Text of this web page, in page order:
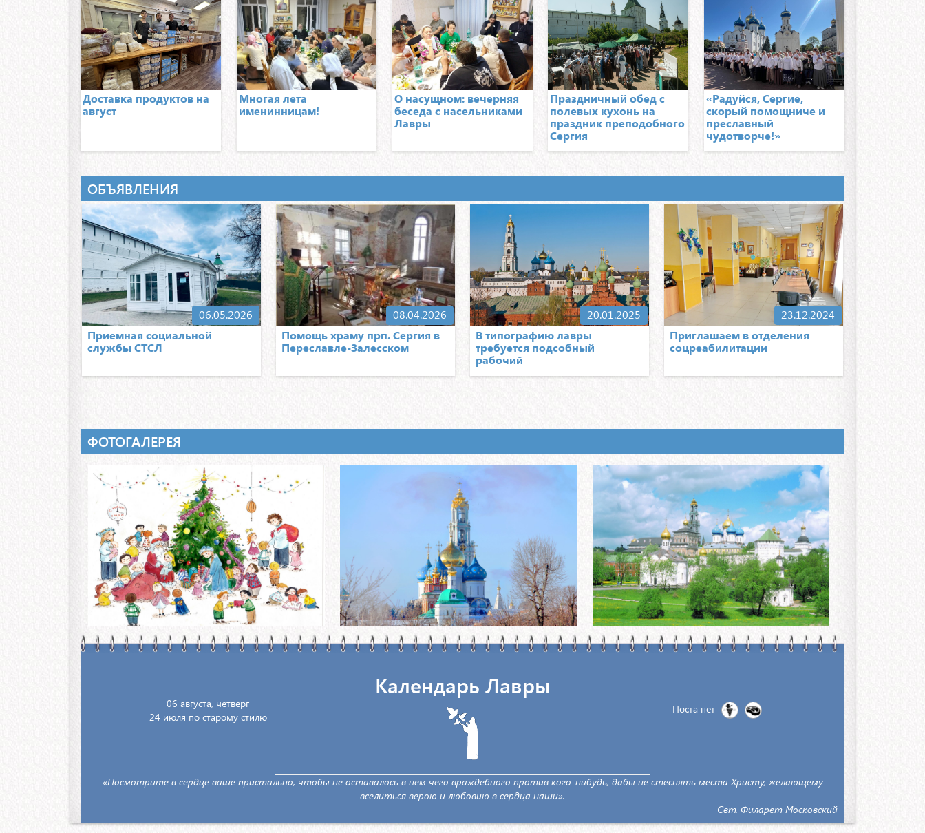
Наталья Коробейникова мать троих детей, поет в хоре
за небольшую плату, других доходов не имеет
Собрано: 10500р. Необходимо: 7000р. ХОЧУ ПОМОЧЬ
Сбор на лекарства для Галины Попельниковой
После перенесенного стресса в связи с кончиной
внука, который являлся ее единственной опорой и
кормильцем, она несколько раз лежала в больницах,
перенесла инсульт
Собрано: 1100р. Необходимо: 10000р.
Поддержим юные таланты. Сбор на август
Для того, чтобы ребята из многодетных семей могли
участвовать в соревнованиях, необходимы
дополнительные расходы и семейного бюджета на это
хватает не всем
Собрано: 20500р. Необходимо: 50000р. ХОЧУ ПОМОЧЬ
Доставка продуктов на
август
Многая лета
именинницам!
О насущном: вечерняя
беседа с насельниками
Лавры
Праздничный обед с
полевых кухонь на
праздник преподобного
Сергия
«Радуйся, Сергие,
скорый помощниче и
преславный
чудотворче!»
ОБЪЯВЛЕНИЯ
06.05.2026
Приемная социальной
службы СТСЛ
08.04.2026
Помощь храму прп. Сергия в
Переславле-Залесском
20.01.2025
В типографию лавры
требуется подсобный
рабочий
23.12.2024
Приглашаем в отделения
соцреабилитации
ФОТОГАЛЕРЕЯ
06 августа, четверг
24 июля по старому стилю
Календарь Лавры
Поста нет
«Посмотрите в сердце ваше пристально, чтобы не оставалось в нем чего враждебного против кого-нибудь, дабы не стеснять места Христу, желающему
вселиться верою и любовию в сердца наши».
Свт. Филарет Московский